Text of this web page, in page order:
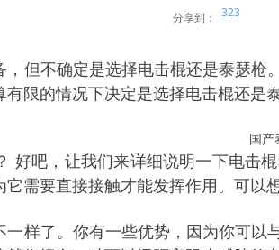
，但不确定是选择电击棍还是泰瑟枪
限的情况下决定是选择电击棍还是
国产
好吧，让我们来详细说明一下电击棍
它需要直接接触才能发挥作用。可以
样了。你有一些优势，因为你可
分享到： 323